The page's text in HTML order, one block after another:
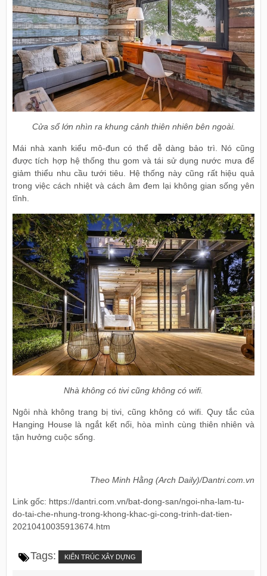
Cửa sổ lớn nhìn ra khung cảnh thiên nhiên bên ngoài.
Mái nhà xanh kiểu mô-đun có thể dễ dàng bảo trì. Nó cũng
được tích hợp hệ thống thu gom và tái sử dụng nước mưa để
giảm thiểu nhu cầu tưới tiêu. Hệ thống này cũng rất hiệu quả
trong việc cách nhiệt và cách âm đem lại không gian sống yên
tĩnh.
Nhà không có tivi cũng không có wifi.
Ngôi nhà không trang bị tivi, cũng không có wifi. Quy tắc của
Hanging House là ngắt kết nối, hòa mình cùng thiên nhiên và
tận hưởng cuộc sống.
Theo Minh Hằng (Arch Daily)/Dantri.com.vn
Link gốc: https://dantri.com.vn/bat-dong-san/ngoi-nha-lam-tu-
do-tai-che-nhung-trong-khong-khac-gi-cong-trinh-dat-tien-
20210410035913674.htm
Tags: KIẾN TRÚC XÂY DỰNG